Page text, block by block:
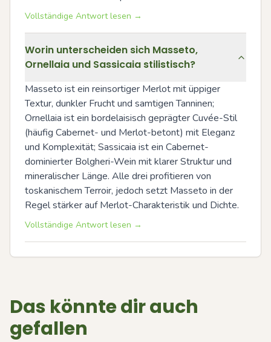
Vollständige Antwort lesen →
Worin unterscheiden sich Masseto,
Ornellaia und Sassicaia stilistisch?
Masseto ist ein reinsortiger Merlot mit üppiger
Textur, dunkler Frucht und samtigen Tanninen;
Ornellaia ist ein bordelaisisch geprägter Cuvée-Stil
(häufig Cabernet- und Merlot-betont) mit Eleganz
und Komplexität; Sassicaia ist ein Cabernet-
dominierter Bolgheri-Wein mit klarer Struktur und
mineralischer Länge. Alle drei profitieren von
toskanischem Terroir, jedoch setzt Masseto in der
Regel stärker auf Merlot-Charakteristik und Dichte.
Vollständige Antwort lesen →
Das könnte dir auch
gefallen